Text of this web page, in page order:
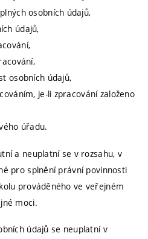
osobních údajů,
údajů,
osobních údajů,
je-li zpracování založeno
úřadu.
a neuplatní se v rozsahu, v
pro splnění právní povinnosti
prováděného ve veřejném
moci.
údajů se neuplatní v